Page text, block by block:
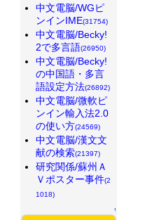
中文電脳/WGピ
ンインIME(31754)
中文電脳/Becky!
2で多言語(26950)
中文電脳/Becky!
の中国語・多言
語設定方法(26892)
中文電脳/微軟ピ
ンイン輸入法2.0
の使い方(24569)
中文電脳/漢文文
献の検索(21397)
研究関係/蘇州Ａ
Ｖポスター事件(2
1018)
↑